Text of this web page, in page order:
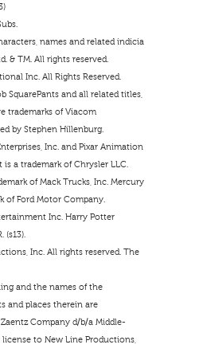
names and related indicia
& TM. All rights reserved.
Inc. All Rights Reserved.
SquarePants and all related titles,
trademarks of Viacom
by Stephen Hillenburg.
Inc. and Pixar Animation
a trademark of Chrysler LLC.
of Mack Trucks, Inc. Mercury
of Ford Motor Company.
Inc. Harry Potter
(s13).
Inc. All rights reserved. The
and the names of the
and places therein are
Company d/b/a Middle-
to New Line Productions,